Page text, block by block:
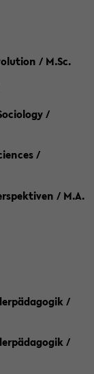
/ M.Sc.
/
/
/ M.A.
/
/